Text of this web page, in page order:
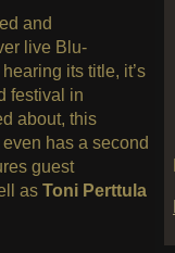
and
live Blu-
hearing its title, it’s
festival in
about, this
has a second
guest
as Toni Perttula